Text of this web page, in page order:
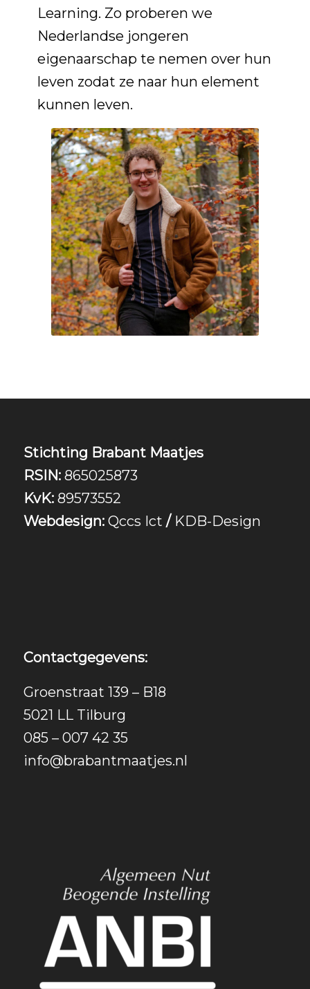
Learning. Zo proberen we
Nederlandse jongeren
eigenaarschap te nemen over hun
leven zodat ze naar hun element
kunnen leven.
Stichting Brabant Maatjes
RSIN:865025873
KvK:89573552
Webdesign: Qccs Ict / KDB-Design
Contactgegevens:
Groenstraat 139 – B18
5021 LL Tilburg
085 – 007 42 35
info@brabantmaatjes.nl